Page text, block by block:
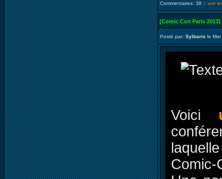
Commentaires: 38 :: voir
[Comic Con Paris 2013]
Posté par: Sylbaris le
Voici
Comic-